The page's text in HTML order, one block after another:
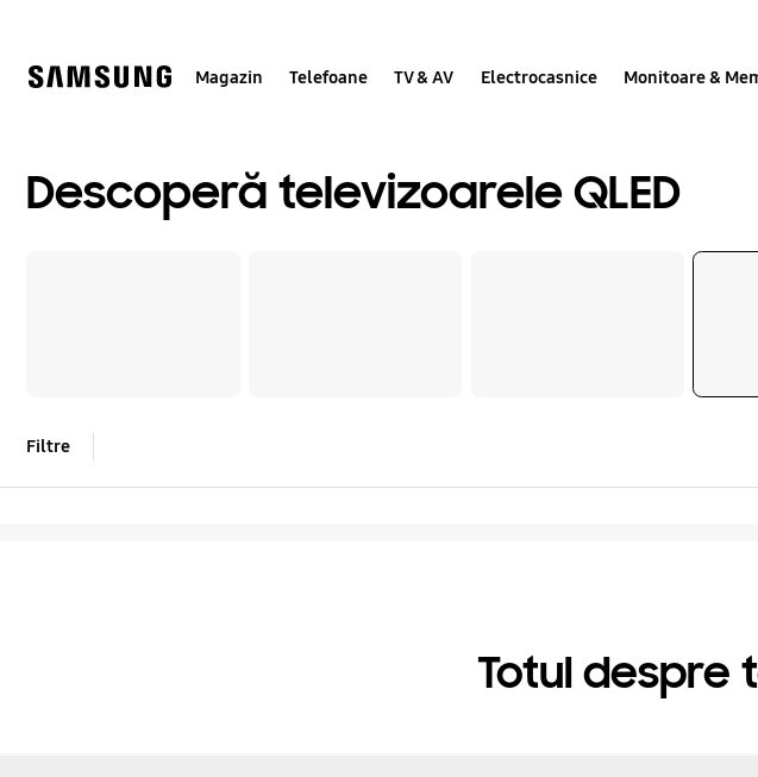
Magazin Telefoane TV & AV Electrocasnice Monitoare &
Descoperă televizoarele QLED
Filtre
Totul despre